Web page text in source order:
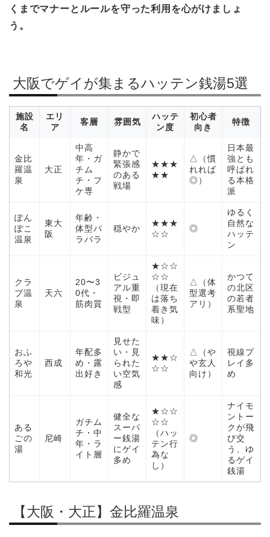
くまでマナーとルールを守った利用を心がけましょ
う。
大阪でゲイが集まるハッテン銭湯5選
施設
名
エリ
ア
客層 雰囲気
ハッテ
ン度
初心者
向き
特徴
金比
羅温
泉
大正
中高
年・ガ
チム
チ・フ
ケ専
静かで
緊張感
のある
戦場
★★★
★★
△（慣
れれば
◎）
日本最
強とも
呼ばれ
る本格
派
ぽん
ぽこ
温泉
東大
阪
年齢・
体型バ
ラバラ
穏やか
★★★
☆☆
◎
ゆるく
自然な
ハッテ
ン
クラ
ブ温
泉
天六
20〜3
0代・
筋肉質
ビジュ
アル重
視・即
戦型
★☆☆
☆☆
（現在
は落ち
着き気
味）
△（体
型選考
アリ）
かつて
の北区
の若者
系聖地
おふ
ろや
和光
西成
年配多
め・露
出好き
見せた
い・見
られた
い空気
感
★★☆
☆☆
△（や
や玄人
向け）
視線プ
レイ多
め
ある
ごの
湯
尼崎
ガチム
チ・中
年・ラ
イト層
健全な
スーパ
ー銭湯
にゲイ
多め
★☆☆
☆☆
（ハッ
テン行
為な
し）
◎
ナイモ
ントー
クが飛
び交
う、ゆ
るゲイ
銭湯
【大阪・大正】金比羅温泉